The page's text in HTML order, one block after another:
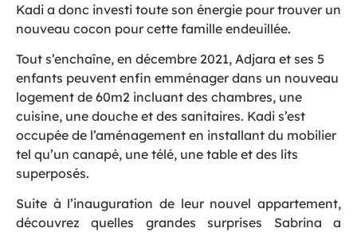
Kadi a donc investi toute son énergie pour trouver un
nouveau cocon pour cette famille endeuillée.
Tout s’enchaîne, en décembre 2021, Adjara et ses 5
enfants peuvent enfin emménager dans un nouveau
logement de 60m2 incluant des chambres, une
cuisine, une douche et des sanitaires. Kadi s’est
occupée de l’aménagement en installant du mobilier
tel qu’un canapé, une télé, une table et des lits
superposés.
Suite à l’inauguration de leur nouvel appartement,
découvrez quelles grandes surprises Sabrina a